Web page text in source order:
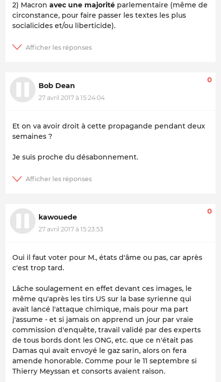
2) Macron avec une majorité parlementaire (même de
circonstance, pour faire passer les textes les plus
socialicides et/ou liberticide).
Bob Dean
27 avril 2017 à 15:24:04
0
Et on va avoir droit à cette propagande pendant deux
semaines ?
Je suis proche du désabonnement.
kawouede
27 avril 2017 à 15:23:53
0
Oui il faut voter pour M., états d'âme ou pas, car après
c'est trop tard.
Lâche soulagement en effet devant ces images, le
même qu'après les tirs US sur la base syrienne qui
avait lancé l'attaque chimique, mais pour ma part
j'assume - et si jamais on apprend un jour par vraie
commission d'enquête, travail validé par des experts
de tous bords dont les ONG, etc. que ce n'était pas
Damas qui avait envoyé le gaz sarin, alors on fera
amende honorable. Comme pour le 11 septembre si
Thierry Meyssan et consorts avaient raison.